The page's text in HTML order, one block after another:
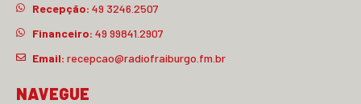
Recepção: 49 3246.2507
Financeiro: 49 99841.2907
Email: recepcao@radiofraiburgo.fm.br
NAVEGUE